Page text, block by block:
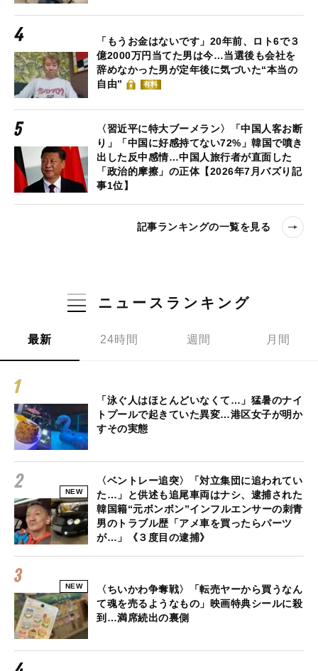
「もうお金はないです」20年前、ロト6で３
億2000万円当てた男は今…当選後も会社を
辞めなかった男が定年後に気づいた“本当の
自由”
有料
〈習近平に特大ブーメラン〉「中国人客お断
り」「中国に好感持てない72%」韓国で噴き
出した反中感情…中国人旅行者が直面した
「政治的摩擦」の正体【2026年7月バズり記
事1位】
記事ランキングの一覧を見る
ニュースランキング
最新 24時間 週間 月間
「泳ぐ人はほとんどいなくて…」猛暑のナイ
トプールで起きていた異変…港区女子が明か
すその実態
NEW
〈ベントレー追突〉「対立集団に追われてい
た…」と供述も追尾車両はナシ、逮捕された
韓国籍“元ボンボン”インフルエンサーの刺青
男のトラブル歴「アメ車を買ったらパーツ
が…」《３度目の逮捕》
NEW
〈ちいかわ争奪戦〉「転売ヤーから買うなん
て魂を売るようなもの」映画特典シールに殺
到…満席続出の裏側